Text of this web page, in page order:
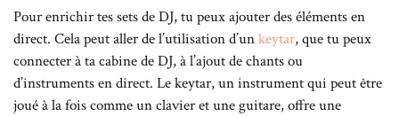
Pour enrichir tes sets de DJ, tu peux ajouter des éléments en
direct. Cela peut aller de l’utilisation d’unkeytar, que tu peux
connecter à ta cabine de DJ, à l’ajout de chants ou
d’instruments en direct. Le keytar, un instrument qui peut être
joué à la fois comme un clavier et une guitare, offre une